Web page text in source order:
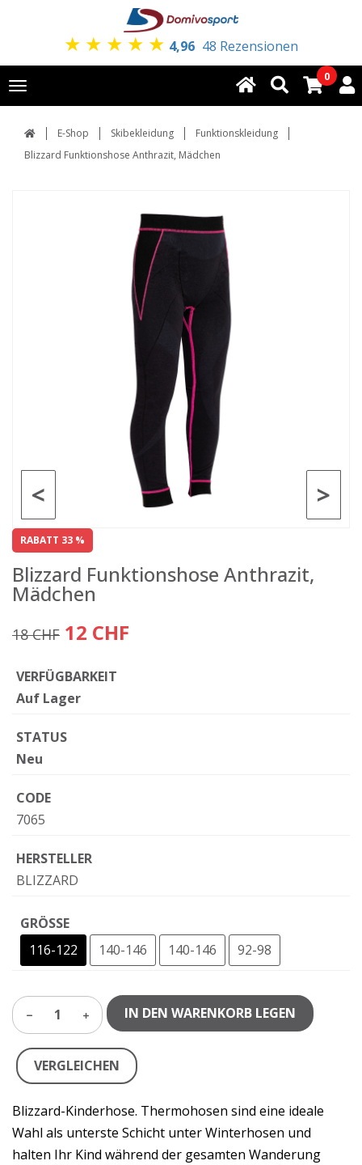
★ ★ ★ ★ ★ 4,96 48 Rezensionen
Toggle
navigation
0
E-Shop Skibekleidung
Funktionskleidung
Blizzard Funktionshose Anthrazit, Mädchen
>
<
RABATT 33 %
Blizzard Funktionshose Anthrazit,
Mädchen
18 CHF 12 CHF
VERFÜGBARKEIT
Auf Lager
STATUS
Neu
CODE
7065
HERSTELLER
BLIZZARD
GRÖSSE
116-122
140-146 140-146 92-98
1 IN DEN WARENKORB LEGEN
VERGLEICHEN
Blizzard-Kinderhose. Thermohosen sind eine ideale
Wahl als unterste Schicht unter Winterhosen und
halten Ihr Kind während der gesamten Wanderung